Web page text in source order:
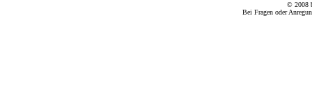
© 2008
Bei Fragen oder